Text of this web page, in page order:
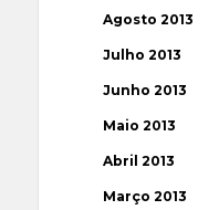
Agosto 2013
Julho 2013
Junho 2013
Maio 2013
Abril 2013
Março 2013